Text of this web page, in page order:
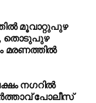
മൂവാറ്റുപുഴ
തൊടുപുഴ
മരണത്തില്‍
നഗറിൽ
ഭർത്താവ് പോലീസ്